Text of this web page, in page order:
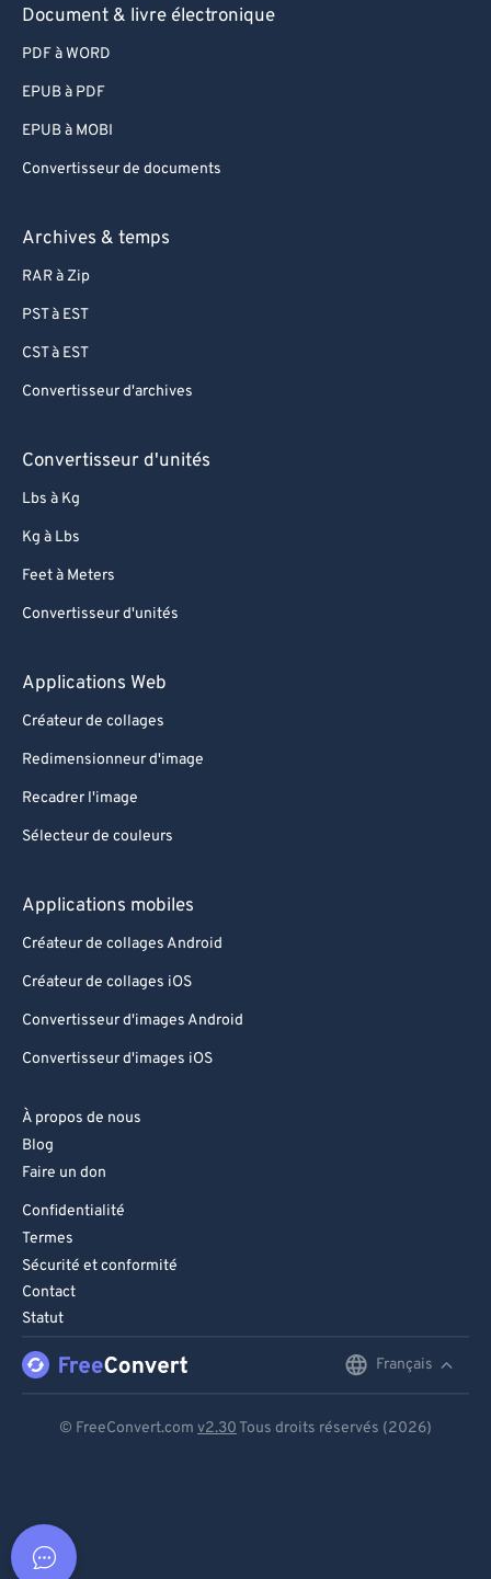
Document & livre électronique
PDF à WORD
EPUB à PDF
EPUB à MOBI
Convertisseur de documents
Archives & temps
RAR à Zip
PST à EST
CST à EST
Convertisseur d'archives
Convertisseur d'unités
Lbs à Kg
Kg à Lbs
Feet à Meters
Convertisseur d'unités
Applications Web
Créateur de collages
Redimensionneur d'image
Recadrer l'image
Sélecteur de couleurs
Applications mobiles
Créateur de collages Android
Créateur de collages iOS
Convertisseur d'images Android
Convertisseur d'images iOS
À propos de nous
Blog
Faire un don
Confidentialité
Termes
Sécurité et conformité
Contact
Statut
Français
© FreeConvert.com v2.30 Tous droits réservés (2026)